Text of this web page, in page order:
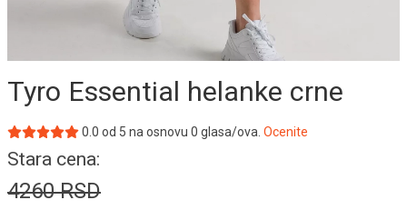
Tyro Essential helanke crne
0.0 od 5 na osnovu 0 glasa/ova. Ocenite
Stara cena:
4260RSD